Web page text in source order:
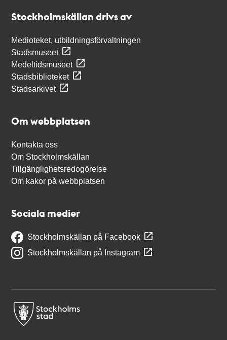
Stockholmskällan drivs av
Medioteket, utbildningsförvaltningen
Stadsmuseet
Medeltidsmuseet
Stadsbiblioteket
Stadsarkivet
Om webbplatsen
Kontakta oss
Om Stockholmskällan
Tillgänglighetsredogörelse
Om kakor på webbplatsen
Sociala medier
Stockholmskällan på Facebook
Stockholmskällan på Instagram